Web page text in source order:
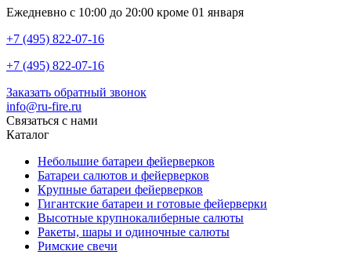
Ежедневно с 10:00 до 20:00 кроме 01 января
+7 (495) 822-07-16
+7 (495) 822-07-16
Заказать обратный звонок
info@ru-fire.ru
Связаться с нами
Каталог
Небольшие батареи фейерверков
Батареи салютов и фейерверков
Крупные батареи фейерверков
Гигантские батареи и готовые фейерверки
Высотные крупнокалиберные салюты
Ракеты, шары и одиночные салюты
Римские свечи